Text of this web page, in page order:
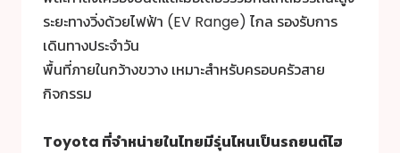
ระยะทางวิ่งด้วยไฟฟ้า (EV Range) ไกล รองรับการ
เดินทางประจำวัน
พื้นที่ภายในกว้างขวาง เหมาะสำหรับครอบครัวสาย
กิจกรรม
Toyota ที่จำหน่ายในไทยมีรุ่นไหนเป็นรถยนต์ไฮ